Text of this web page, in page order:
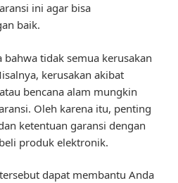
ini agar bisa
baik.
bahwa tidak semua kerusakan
kerusakan akibat
bencana alam mungkin
Oleh karena itu, penting
ketentuan garansi dengan
produk elektronik.
dapat membantu Anda